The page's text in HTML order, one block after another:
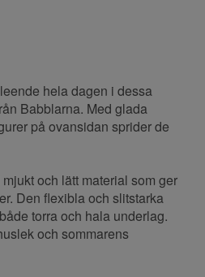
hela dagen i dessa
Babblarna. Med glada
på ovansidan sprider de
och lätt material som ger
Den flexibla och slitstarka
torra och hala underlag.
och sommarens